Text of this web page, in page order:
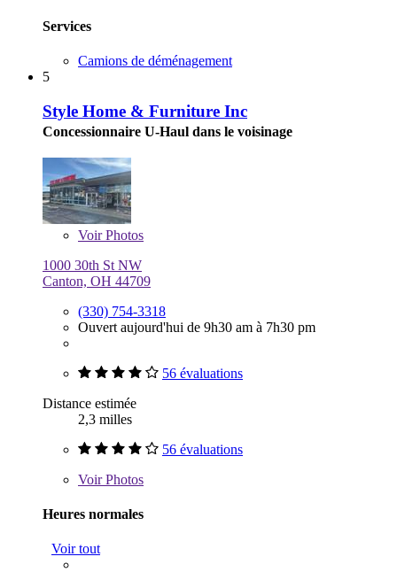
Services
Camions de déménagement
5
Style Home & Furniture Inc
Concessionnaire U-Haul dans le voisinage
VoirPhotos
1000 30th St NW
Canton, OH 44709
(330) 754-3318
Ouvert aujourd'hui de 9h30 am à 7h30 pm
56 évaluations
Distance estimée
2,3 milles
56 évaluations
VoirPhotos
Heures normales
Voir tout